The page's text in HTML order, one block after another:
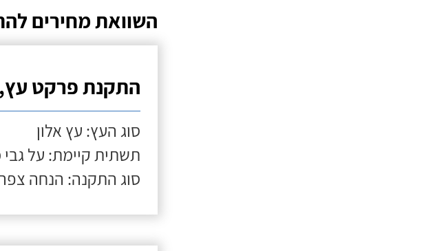
השוואת מחירים
התקנת פרקט
סוג העץ: עץ אלון
תשתית קיימת: על
סוג התקנה: הנחה